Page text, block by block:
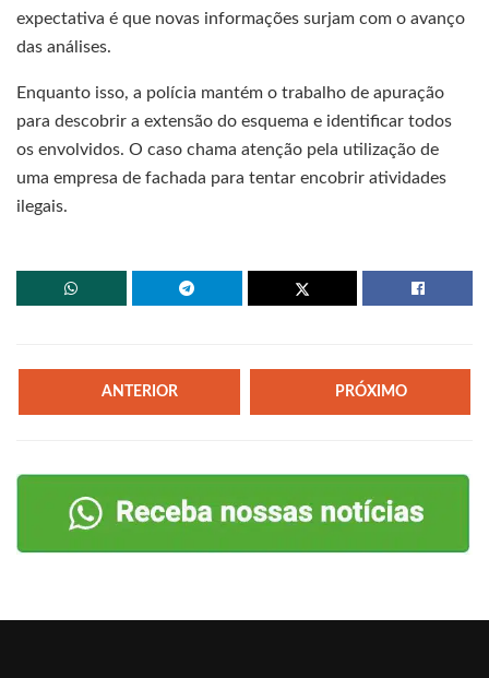
expectativa é que novas informações surjam com o avanço
das análises.
Enquanto isso, a polícia mantém o trabalho de apuração
para descobrir a extensão do esquema e identificar todos
os envolvidos. O caso chama atenção pela utilização de
uma empresa de fachada para tentar encobrir atividades
ilegais.
ANTERIOR PRÓXIMO